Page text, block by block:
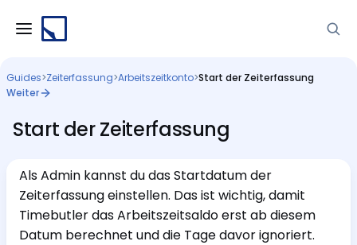
Guides>Zeiterfassung>Arbeitszeitkonto>Start der Zeiterfassung
Weiter
Start der Zeiterfassung
Als Admin kannst du das Startdatum der
Zeiterfassung einstellen. Das ist wichtig, damit
Timebutler das Arbeitszeitsaldo erst ab diesem
Datum berechnet und die Tage davor ignoriert.